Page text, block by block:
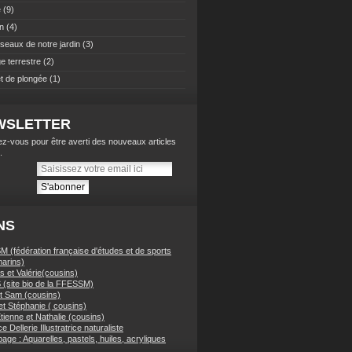
(9)
(4)
de notre jardin (3)
terrestre (2)
de plongée (1)
vous pour être averti des nouveaux articles
(fédération française d'études et de sports
et Valérie(cousins)
(site bio de la FFESSM)
Sam (cousins)
Stéphanie ( cousins)
et Nathalie (cousins)
Dellerie Illustratrice naturaliste
: Aquarelles, pastels, huiles, acryliques